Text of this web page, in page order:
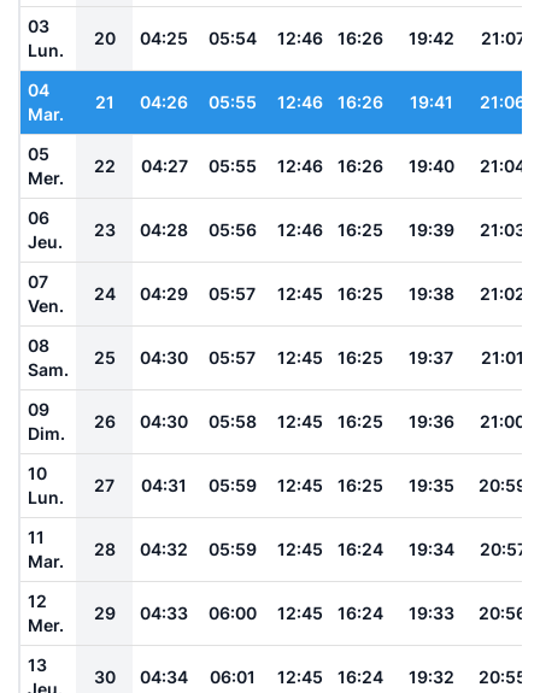
03
Lun.
20 04:25 05:54 12:46 16:26 19:42 21:07
04
Mar.
21 04:26 05:55 12:46 16:26 19:41 21:06
05
Mer.
22 04:27 05:55 12:46 16:26 19:40 21:04
06
Jeu.
23 04:28 05:56 12:46 16:25 19:39 21:03
07
Ven.
24 04:29 05:57 12:45 16:25 19:38 21:02
08
Sam.
25 04:30 05:57 12:45 16:25 19:37 21:01
09
Dim.
26 04:30 05:58 12:45 16:25 19:36 21:00
10
Lun.
27 04:31 05:59 12:45 16:25 19:35 20:59
11
Mar.
28 04:32 05:59 12:45 16:24 19:34 20:57
12
Mer.
29 04:33 06:00 12:45 16:24 19:33 20:56
13
Jeu.
30 04:34 06:01 12:45 16:24 19:32 20:55